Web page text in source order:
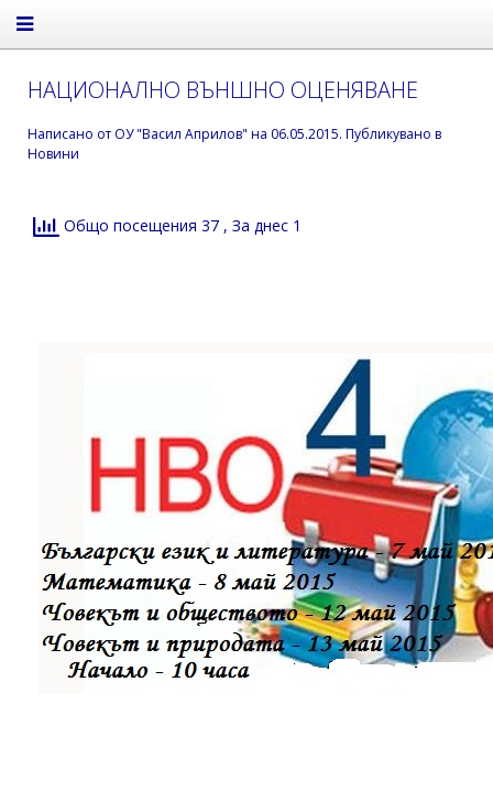
НАЦИОНАЛНО ВЪНШНО ОЦЕНЯВАНЕ
Написано от ОУ "Васил Априлов" на 06.05.2015. Публикувано в
Новини
Общо посещения 37 , За днес 1